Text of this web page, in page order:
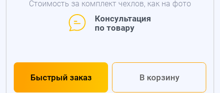
Стоимость за комплект чехлов, как на фото
Консультация
по товару
Быстрый заказ В корзину